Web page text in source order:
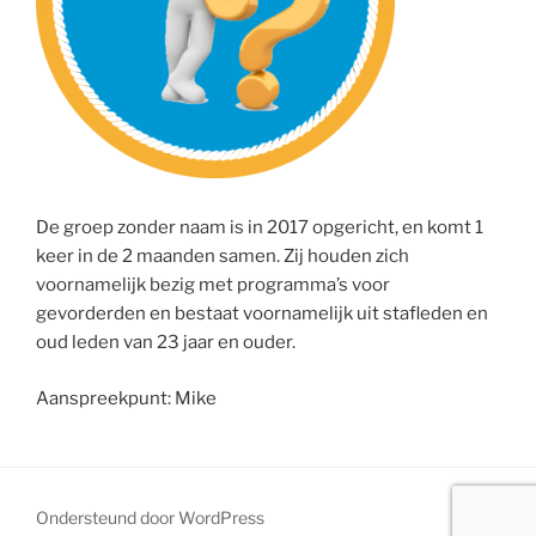
De groep zonder naam is in 2017 opgericht, en komt 1
keer in de 2 maanden samen. Zij houden zich
voornamelijk bezig met programma’s voor
gevorderden en bestaat voornamelijk uit stafleden en
oud leden van 23 jaar en ouder.
Aanspreekpunt: Mike
Ondersteund door WordPress